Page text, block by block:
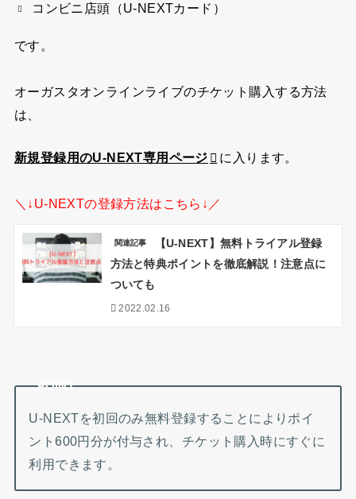
コンビニ店頭（U-NEXTカード）
です。
オーガスタオンラインライブのチケット購入する方法
は、
新規登録用のU-NEXT専用ページ に入ります。
＼↓U-NEXTの登録方法はこちら↓／
関連記事
【U-NEXT】無料トライアル登録
方法と特典ポイントを徹底解説！注意点に
ついても
2022.02.16
POINT
U-NEXTを初回のみ無料登録することによりポイ
ント600円分が付与され、チケット購入時にすぐに
利用できます。